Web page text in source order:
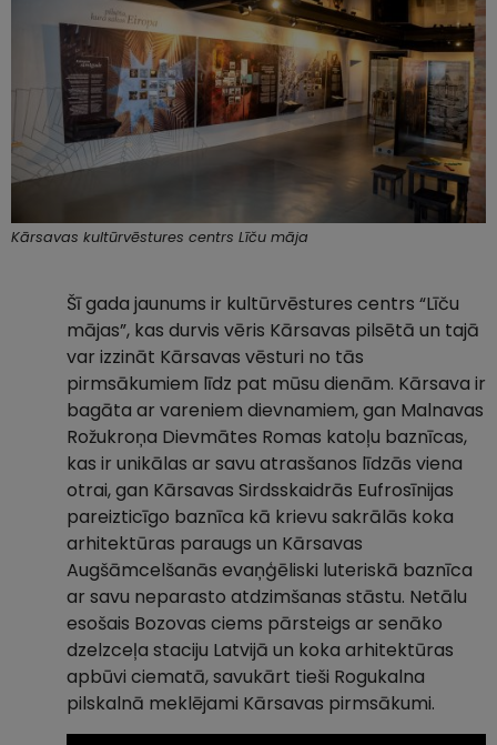
Kārsavas kultūrvēstures centrs Līču māja
Šī gada jaunums ir kultūrvēstures centrs “Līču
mājas”, kas durvis vēris Kārsavas pilsētā un tajā
var izzināt Kārsavas vēsturi no tās
pirmsākumiem līdz pat mūsu dienām. Kārsava ir
bagāta ar vareniem dievnamiem, gan Malnavas
Rožukroņa Dievmātes Romas katoļu baznīcas,
kas ir unikālas ar savu atrasšanos līdzās viena
otrai, gan Kārsavas Sirdsskaidrās Eufrosīnijas
pareizticīgo baznīca kā krievu sakrālās koka
arhitektūras paraugs un Kārsavas
Augšāmcelšanās evaņģēliski luteriskā baznīca
ar savu neparasto atdzimšanas stāstu. Netālu
esošais Bozovas ciems pārsteigs ar senāko
dzelzceļa staciju Latvijā un koka arhitektūras
apbūvi ciematā, savukārt tieši Rogukalna
pilskalnā meklējami Kārsavas pirmsākumi.